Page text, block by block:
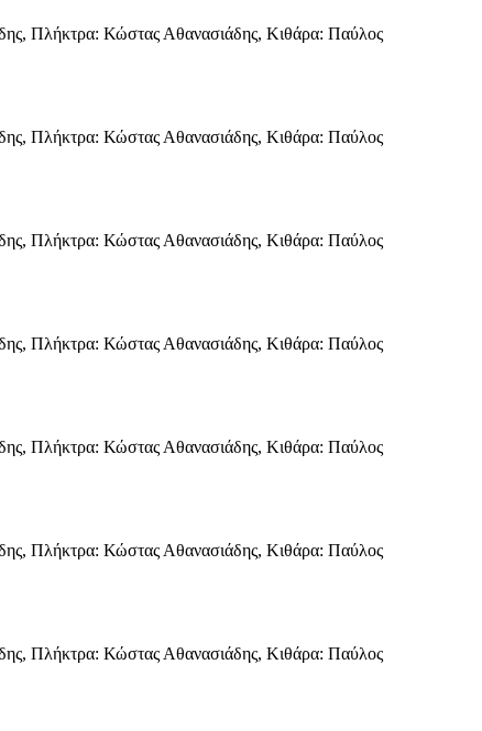
Πλήκτρα: Κώστας Αθανασιάδης, Κιθάρα: Παύλος
Πλήκτρα: Κώστας Αθανασιάδης, Κιθάρα: Παύλος
Πλήκτρα: Κώστας Αθανασιάδης, Κιθάρα: Παύλος
Πλήκτρα: Κώστας Αθανασιάδης, Κιθάρα: Παύλος
Πλήκτρα: Κώστας Αθανασιάδης, Κιθάρα: Παύλος
Πλήκτρα: Κώστας Αθανασιάδης, Κιθάρα: Παύλος
Πλήκτρα: Κώστας Αθανασιάδης, Κιθάρα: Παύλος